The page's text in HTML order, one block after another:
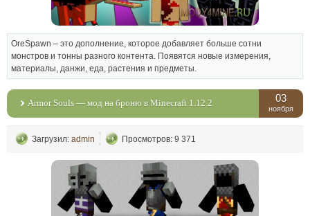
OreSpawn – это дополнение, которое добавляет больше сотни
монстров и тонны разного контента. Появятся новые измерения,
материалы, данжи, еда, растения и предметы.
Armor Souls — мод на броню в Minecraft 1.12.2 03
ноября
Загрузил: admin Просмотров: 9 371